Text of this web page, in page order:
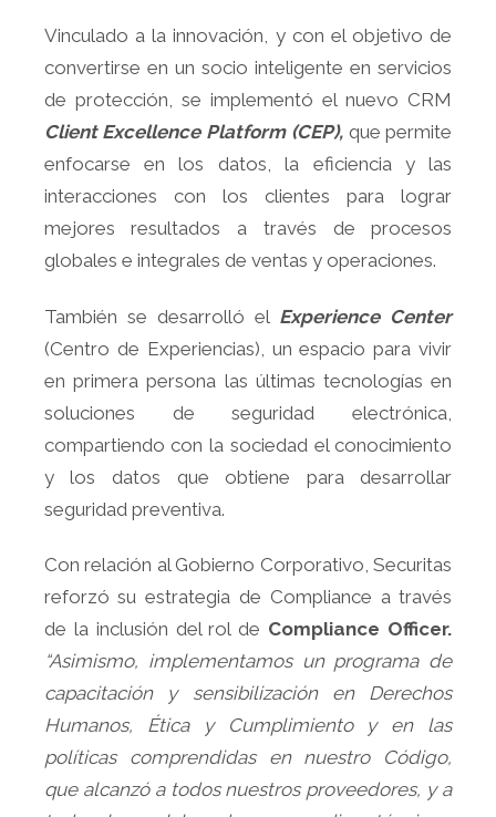
Vinculado a la innovación, y con el objetivo de
convertirse en un socio inteligente en servicios
de protección, se implementó el nuevo CRM
Client Excellence Platform (CEP), que permite
enfocarse en los datos, la eficiencia y las
interacciones con los clientes para lograr
mejores resultados a través de procesos
globales e integrales de ventas y operaciones.
También se desarrolló el Experience Center
(Centro de Experiencias), un espacio para vivir
en primera persona las últimas tecnologías en
soluciones de seguridad electrónica,
compartiendo con la sociedad el conocimiento
y los datos que obtiene para desarrollar
seguridad preventiva.
Con relación al Gobierno Corporativo, Securitas
reforzó su estrategia de Compliance a través
de la inclusión del rol de Compliance Officer.
“Asimismo, implementamos un programa de
capacitación y sensibilización en Derechos
Humanos, Ética y Cumplimiento y en las
políticas comprendidas en nuestro Código,
que alcanzó a todos nuestros proveedores, y a